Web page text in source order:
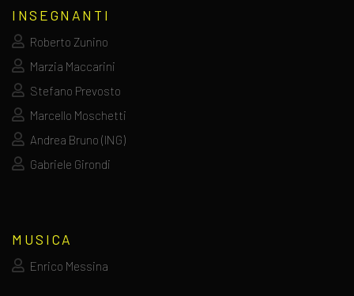
INSEGNANTI
Roberto Zunino
Marzia Maccarini
Stefano Prevosto
Marcello Moschetti
Andrea Bruno (ING)
Gabriele Girondi
MUSICA
Enrico Messina